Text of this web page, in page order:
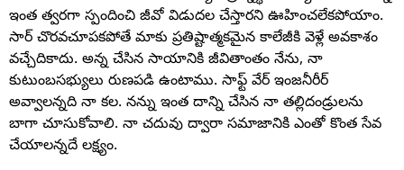
ఇంత త్వరగా స్పందించి జీవో విడుదల చేస్తారని ఊహించలేకపోయాం.
సార్ చొరవచూపకపోతే మాకు ప్రతిష్టాత్మకమైన కాలేజీకి వెళ్లే అవకాశం
వచ్చేదికాదు. అన్న చేసిన సాయానికి జీవితాంతం నేను, నా
కుటుంబసభ్యులు రుణపడి ఉంటాము. సాఫ్ట్ వేర్ ఇంజనీరీర్
అవ్వాలన్నది నా కల. నన్ను ఇంత దాన్ని చేసిన నా తల్లిదండ్రులను
బాగా చూసుకోవాలి. నా చదువు ద్వారా సమాజానికి ఎంతో కొంత సేవ
చేయాలన్నదే లక్ష్యం.